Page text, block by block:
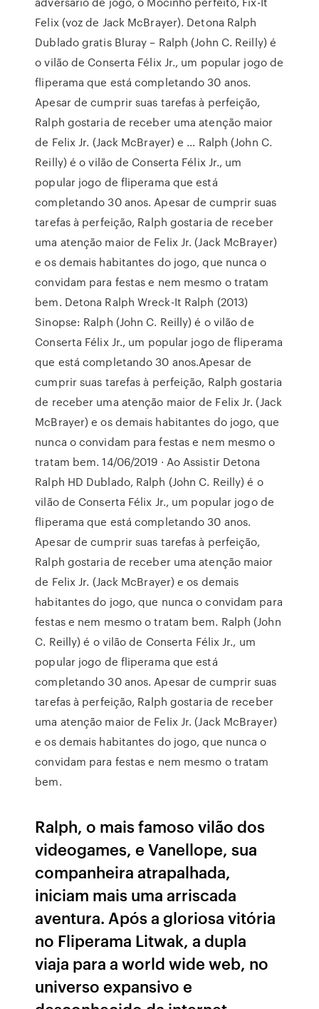
Felix (voz de Jack McBrayer). Detona Ralph
Dublado gratis Bluray – Ralph (John C. Reilly) é
o vilão de Conserta Félix Jr., um popular jogo de
fliperama que está completando 30 anos.
Apesar de cumprir suas tarefas à perfeição,
Ralph gostaria de receber uma atenção maior
de Felix Jr. (Jack McBrayer) e … Ralph (John C.
Reilly) é o vilão de Conserta Félix Jr., um
popular jogo de fliperama que está
completando 30 anos. Apesar de cumprir suas
tarefas à perfeição, Ralph gostaria de receber
uma atenção maior de Felix Jr. (Jack McBrayer)
e os demais habitantes do jogo, que nunca o
convidam para festas e nem mesmo o tratam
bem. Detona Ralph Wreck-It Ralph (2013)
Sinopse: Ralph (John C. Reilly) é o vilão de
Conserta Félix Jr., um popular jogo de fliperama
que está completando 30 anos.Apesar de
cumprir suas tarefas à perfeição, Ralph gostaria
de receber uma atenção maior de Felix Jr. (Jack
McBrayer) e os demais habitantes do jogo, que
nunca o convidam para festas e nem mesmo o
tratam bem. 14/06/2019 · Ao Assistir Detona
Ralph HD Dublado, Ralph (John C. Reilly) é o
vilão de Conserta Félix Jr., um popular jogo de
fliperama que está completando 30 anos.
Apesar de cumprir suas tarefas à perfeição,
Ralph gostaria de receber uma atenção maior
de Felix Jr. (Jack McBrayer) e os demais
habitantes do jogo, que nunca o convidam para
festas e nem mesmo o tratam bem. Ralph (John
C. Reilly) é o vilão de Conserta Félix Jr., um
popular jogo de fliperama que está
completando 30 anos. Apesar de cumprir suas
tarefas à perfeição, Ralph gostaria de receber
uma atenção maior de Felix Jr. (Jack McBrayer)
e os demais habitantes do jogo, que nunca o
convidam para festas e nem mesmo o tratam
bem.
Ralph, o mais famoso vilão dos
videogames, e Vanellope, sua
companheira atrapalhada,
iniciam mais uma arriscada
aventura. Após a gloriosa vitória
no Fliperama Litwak, a dupla
viaja para a world wide web, no
universo expansivo e